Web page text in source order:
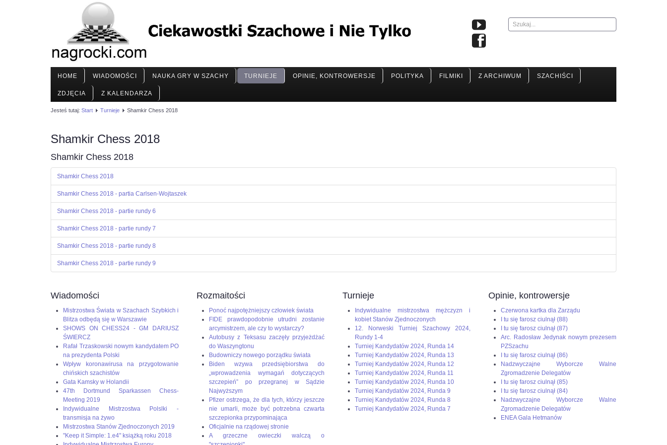
Szukaj...
HOME WIADOMOŚCI NAUKA GRY W SZACHY TURNIEJE OPINIE, KONTROWERSJE POLITYKA FILMIKI Z ARCHIWUM SZACHIŚCI
ZDJĘCIA Z KALENDARZA
Jesteś tutaj: Start Turnieje Shamkir Chess 2018
Shamkir Chess 2018
Shamkir Chess 2018
Shamkir Chess 2018
Shamkir Chess 2018 - partia Carlsen-Wojtaszek
Shamkir Chess 2018 - partie rundy 6
Shamkir Chess 2018 - partie rundy 7
Shamkir Chess 2018 - partie rundy 8
Shamkir Chess 2018 - partie rundy 9
Wiadomości
Mistrzostwa Świata w Szachach Szybkich i
Blitza odbędą się w Warszawie
SHOWS ON CHESS24 - GM DARIUSZ
ŚWIERCZ
Rafał Trzaskowski nowym kandydatem PO
na prezydenta Polski
Wpływ koronawirusa na przygotowanie
chińskich szachistów
Gata Kamsky w Holandii
47th Dortmund Sparkassen Chess-
Meeting 2019
Indywidualne Mistrzostwa Polslki -
transmisja na żywo
Mistrzostwa Stanów Zjednoczonych 2019
"Keep it Simple: 1.e4" książką roku 2018
Rozmaitości
Ponoć najpotężniejszy człowiek świata
FIDE prawdopodobnie utrudni zostanie
arcymistrzem, ale czy to wystarczy?
Autobusy z Teksasu zaczęły przyjeżdżać
do Waszyngtonu
Budowniczy nowego porządku świata
Biden wzywa przedsiębiorstwa do
„wprowadzenia wymagań dotyczących
szczepień” po przegranej w Sądzie
Najwyższym
Pfizer ostrzega, że dla tych, którzy jeszcze
nie umarli, może być potrzebna czwarta
szczepionka przypominająca
Oficjalnie na rządowej stronie
A grzeczne owieczki walczą o
Turnieje
Indywidualne mistrzostwa mężczyzn i
kobiet Stanów Zjednoczonych
12. Norweski Turniej Szachowy 2024,
Rundy 1-4
Turniej Kandydatów 2024, Runda 14
Turniej Kandydatów 2024, Runda 13
Turniej Kandydatów 2024, Runda 12
Turniej Kandydatów 2024, Runda 11
Turniej Kandydatów 2024, Runda 10
Turniej Kandydatów 2024, Runda 9
Turniej Kandydatów 2024, Runda 8
Turniej Kandydatów 2024, Runda 7
Opinie, kontrowersje
Czerwona kartka dla Zarządu
I tu się farosz ciulnął (88)
I tu się farosz ciulnął (87)
Arc. Radosław Jedynak nowym prezesem
PZSzachu
I tu się farosz ciulnął (86)
Nadzwyczajne Wyborcze Walne
Zgromadzenie Delegatów
I tu się farosz ciulnął (85)
I tu się farosz ciulnął (84)
Nadzwyczajne Wyborcze Walne
Zgromadzenie Delegatów
ENEA Gala Hetmanów